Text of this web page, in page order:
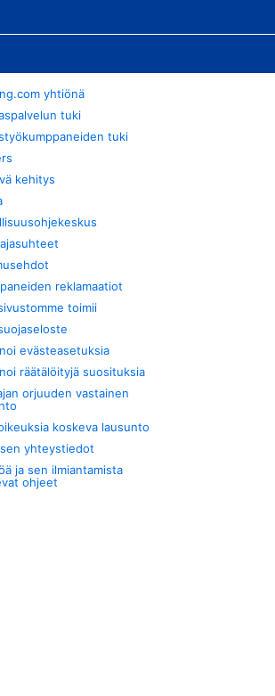
yhtiönä
tuki
tuki
kehitys
reklamaatiot
toimii
evästeasetuksia
räätälöityjä suosituksia
orjuuden vastainen
koskeva lausunto
yhteystiedot
ja sen ilmiantamista
ohjeet